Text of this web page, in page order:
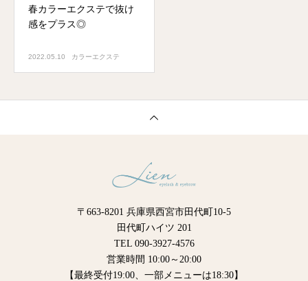
春カラーエクステで抜け
感をプラス◎
2022.05.10 カラーエクステ
〒663-8201 兵庫県西宮市田代町10-5
田代町ハイツ 201
TEL 090-3927-4576
営業時間 10:00～20:00
【最終受付19:00、一部メニューは18:30】